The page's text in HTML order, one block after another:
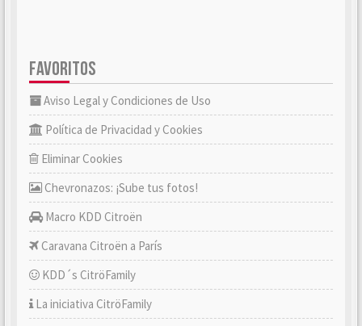
FAVORITOS
Aviso Legal y Condiciones de Uso
Política de Privacidad y Cookies
Eliminar Cookies
Chevronazos: ¡Sube tus fotos!
Macro KDD Citroën
Caravana Citroën a París
KDD´s CitröFamily
La iniciativa CitröFamily